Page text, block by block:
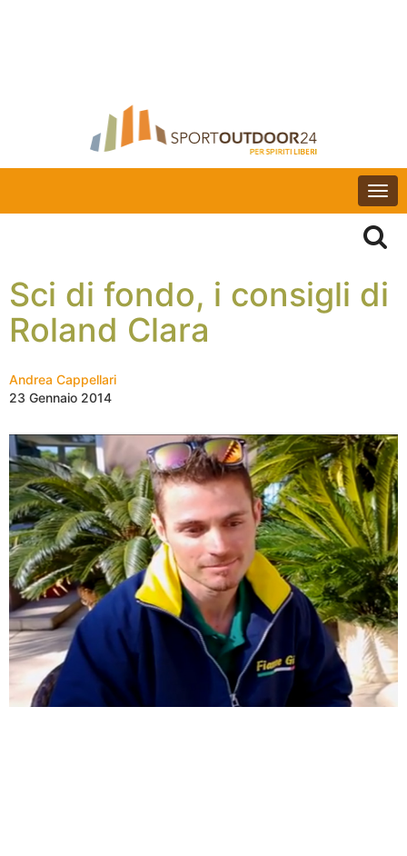
Sci di fondo, i consigli di
Roland Clara
Andrea Cappellari
23 Gennaio 2014